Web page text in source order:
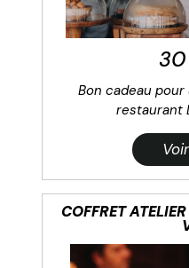
30
Bon cadeau
restaurant
COFFRET